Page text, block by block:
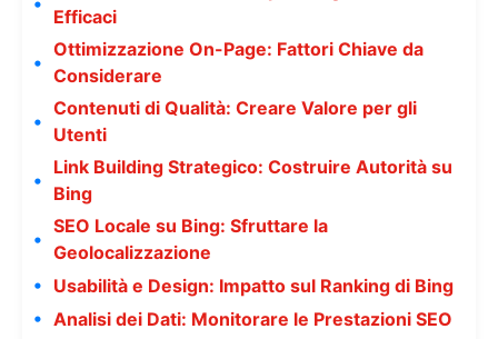
Efficaci
Ottimizzazione On-Page: Fattori Chiave da
Considerare
Contenuti di Qualità: Creare Valore per gli
Utenti
Link Building Strategico: Costruire Autorità su
Bing
SEO Locale su Bing: Sfruttare la
Geolocalizzazione
Usabilità e Design: Impatto sul Ranking di Bing
Analisi dei Dati: Monitorare le Prestazioni SEO